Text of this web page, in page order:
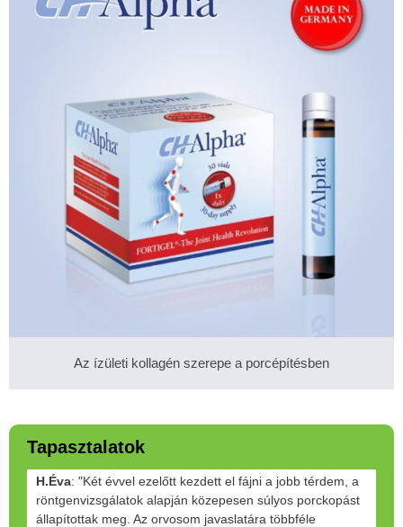
Az ízületi kollagén szerepe a porcépítésben
Tapasztalatok
H.Éva: "Két évvel ezelőtt kezdett el fájni a jobb térdem, a
röntgenvizsgálatok alapján közepesen súlyos porckopást
állapítottak meg. Az orvosom javaslatára többféle